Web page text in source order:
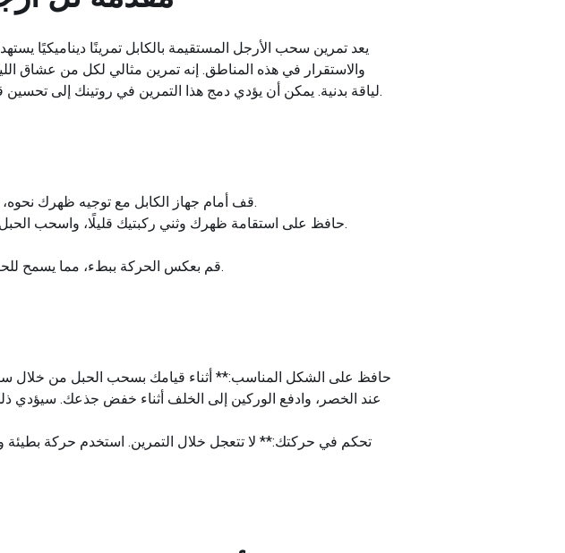
يعد تمرين سحب الأرجل المستقيمة بالكابل تمرينًا ديناميكيًا
والاستقرار في هذه المناطق. إنه تمرين مثالي لكل من عشاق
لياقة بدنية. يمكن أن يؤدي دمج هذا التمرين في روتينك إلى تحسين قوة السلسلة الخلفية لديك وتعزيز الأداء الرياضي والمساعدة في الوقاية من الإصابة.
قف أمام جهاز الكابل مع توجيه ظهرك نحوه، مع مباعدة القدمين بمقدار عرض الكتفين، ثم أمسك بمقبض الحبل بين ساقيك.
حافظ على استقامة ظهرك وثني ركبتيك قليلًا، واسحب الحبل للأمام عن طريق مد وركيك والضغط على عضلات المؤخرة حتى تقف منتصبًا.
قم بعكس الحركة ببطء، مما يسمح للحبل بسحب الوركين إلى الخلف والجذع للانحناء للأمام، والعودة إلى وضع البداية.
عند الخصر، وادفع الوركين إلى الخلف أثناء خفض جذعك.